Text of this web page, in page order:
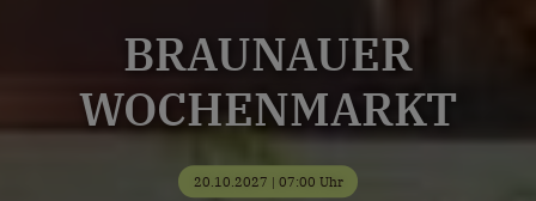
BRAUNAUER
WOCHENMARKT
20.10.2027 | 07:00 Uhr